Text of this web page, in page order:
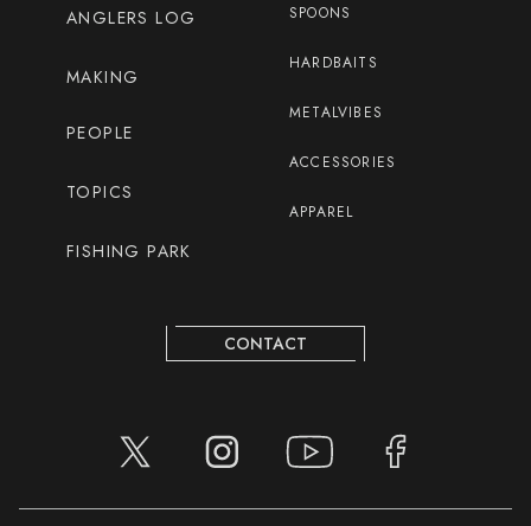
ANGLERS LOG
MAKING
SPOONS
HARDBAITS
METALVIBES
ACCESSORIES
APPAREL
PEOPLE
TOPICS
FISHING PARK
CONTACT